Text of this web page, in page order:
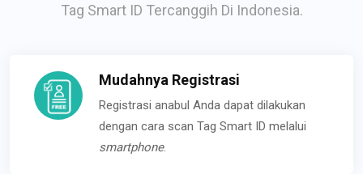
Tag Smart ID Tercanggih Di Indonesia.
Mudahnya Registrasi
Registrasi anabul Anda dapat dilakukan
dengan cara scan Tag Smart ID melalui
smartphone.